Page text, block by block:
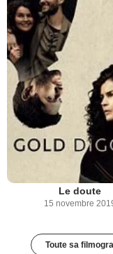
Le doute
15 novembre
Toute sa